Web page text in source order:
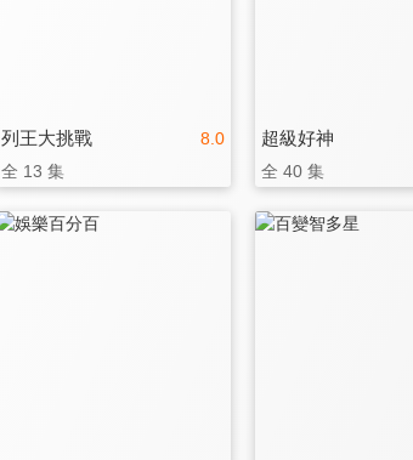
8.0
列王大挑戰
全 13 集
超級好神
全 40 集